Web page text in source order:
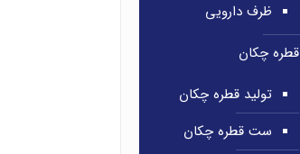
ظرف دارویی
قطره چکان
تولید قطره چکان
ست قطره چکان